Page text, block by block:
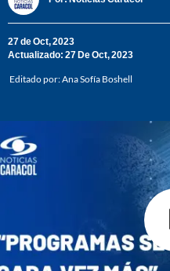
27 de Oct, 2023
Actualizado: 27 De Oct, 2023
Editado por:Ana Sofía Boshell